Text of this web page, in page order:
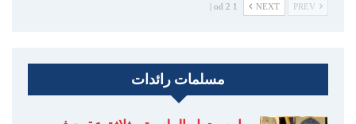
NEXT
1 od 2 |
مسلمات رائدات